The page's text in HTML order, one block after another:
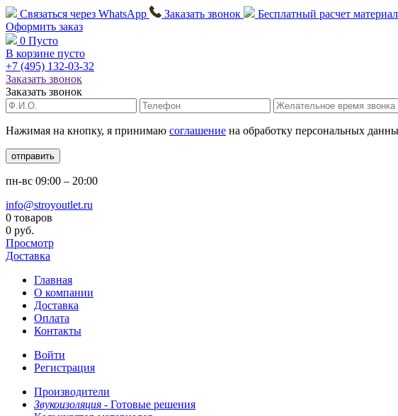
Связаться через WhatsApp Заказать звонок Бесплатный расчет
Оформить заказ
0 Пусто
В корзине пусто
+7 (495) 132-03-32
Заказать звонок
Заказать звонок
Нажимая на кнопку, я принимаю соглашение на обработку персональных
отправить
пн-вс 09:00 – 20:00
info@stroyoutlet.ru
0 товаров
0 руб.
Просмотр
Доставка
Главная
О компании
Доставка
Оплата
Контакты
Войти
Регистрация
Производители
Звукоизоляция - Готовые решения